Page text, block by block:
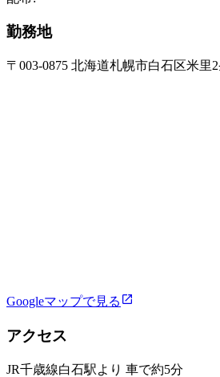
勤務地
〒003-0875 北海道札幌市白石区米里
Googleマップで見る
アクセス
JR千歳線白石駅より 車で約5分